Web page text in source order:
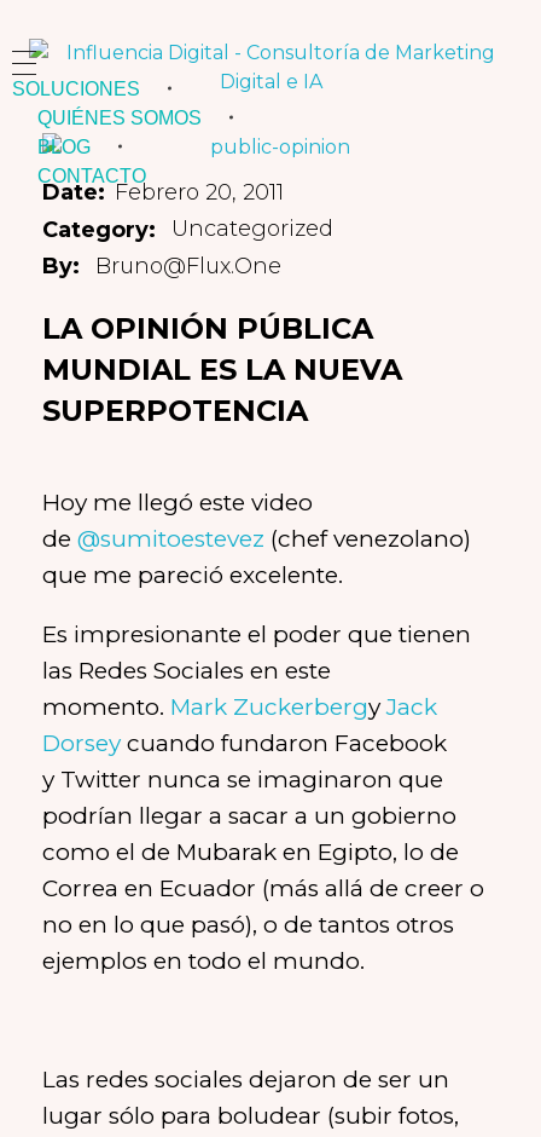
Influencia Digital
Consultoría Estratégica y Capacitación en Marketing e Inteligencia Artificial
SOLUCIONES
QUIÉNES SOMOS
BLOG
CONTACTO
LA OPINIÓN PÚBLICA
MUNDIAL ES LA NUEVA
SUPERPOTENCIA
Febrero 20, 2011
Bruno@flux.one
Uncategorized
Hoy me llegó este video
de @sumitoestevez (chef venezolano)
que me pareció excelente.
Es impresionante el poder que tienen
las Redes Sociales en este
momento. Mark ZuckerbergyJack
Dorsey cuando fundaron Facebook
y Twitter nunca se imaginaron que
podrían llegar a sacar a un gobierno
como el de Mubarak en Egipto, lo de
Correa en Ecuador (más allá de creer o
no en lo que pasó), o de tantos otros
ejemplos en todo el mundo.
Las redes sociales dejaron de ser un
lugar sólo para boludear (subir fotos,